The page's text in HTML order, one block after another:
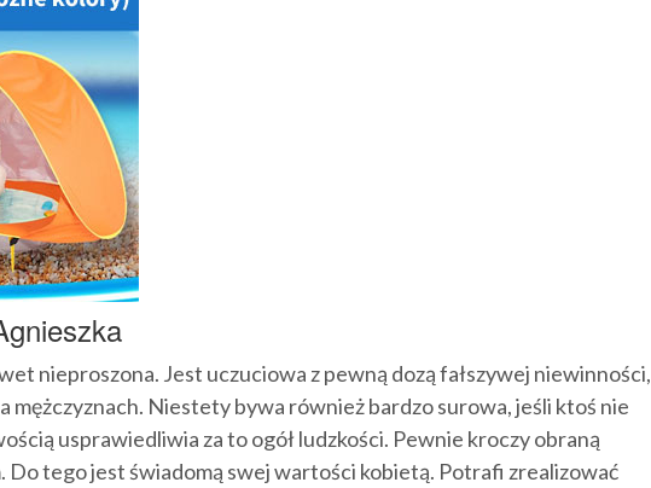
nieproszona. Jest uczuciowa z pewną dozą fałszywej niewinności,
mężczyznach. Niestety bywa również bardzo surowa, jeśli ktoś nie
usprawiedliwia za to ogół ludzkości. Pewnie kroczy obraną
Do tego jest świadomą swej wartości kobietą. Potrafi zrealizować